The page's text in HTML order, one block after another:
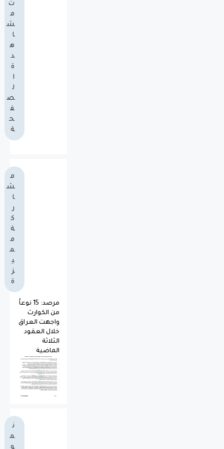
ت
م
ش
ا
ه
د
ة
ا
ل
ص
ف
ح
ة
م
ش
ا
ر
ك
ة
م
م
ي
ز
ة
مرصد: 15 نوعاً
من الكوارث
واجهت العراق
خلال العقود
الثلاثة
الماضية
ن
م
و